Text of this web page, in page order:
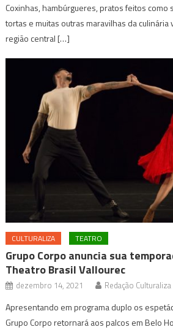
Coxinhas, hambúrgueres, pratos feitos
tortas e muitas outras maravilhas da
região central […]
CULTURALIZA TEATRO
Grupo Corpo anuncia sua
Theatro Brasil Vallourec
dezembro 14, 2021 Redação Culturaliza
Apresentando em programa duplo os
Grupo Corpo retornará aos palcos em Belo